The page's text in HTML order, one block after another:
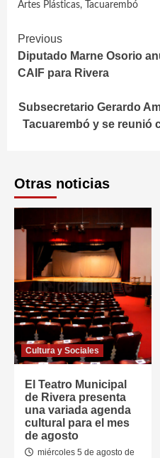
Artes Plásticas, Tacuarembó
Continue
Reading
Previous
Diputado Marne Osorio
CAIF para Rivera
Subsecretario Gerardo
Tacuarembó y se reunió
Otras noticias
Cultura y Sociales
El Teatro Municipal
de Rivera presenta
una variada agenda
cultural para el mes
de agosto
miércoles 5 de agosto de